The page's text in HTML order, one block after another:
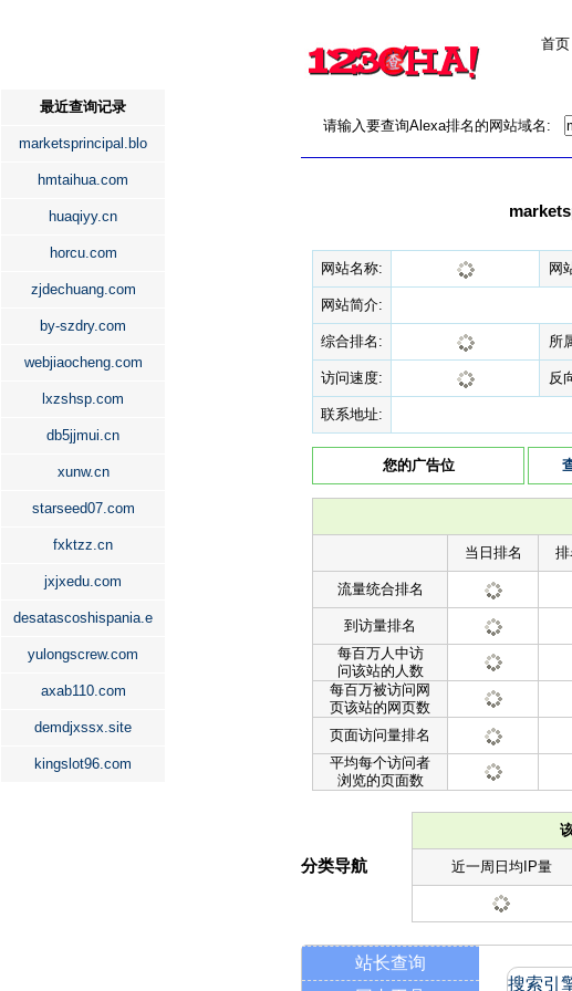
首页
最近查询记录
marketsprincipal.blo
hmtaihua.com
huaqiyy.cn
horcu.com
zjdechuang.com
by-szdry.com
webjiaocheng.com
lxzshsp.com
db5jjmui.cn
xunw.cn
starseed07.com
fxktzz.cn
jxjxedu.com
desatascoshispania.e
yulongscrew.com
axab110.com
demdjxssx.site
kingslot96.com
请输入要查询Alexa排名的网站域名:
网站名称: 网
网站简介:
综合排名: 所
访问速度: 反
联系地址:
您的广告位
当日排名
流量统合排名
到访量排名
每百万人中访
问该站的人数
每百万被访问网
页该站的网页数
页面访问量排名
平均每个访问者
浏览的页面数
近一周日均IP量
分类导航
站长查询